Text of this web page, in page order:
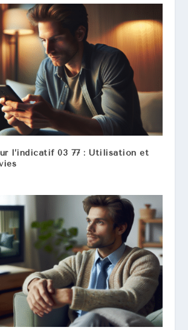
l’indicatif 03 77 : Utilisation et